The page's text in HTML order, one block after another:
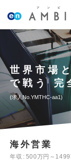
世界市場
で戦う 完
求人No.YMTHC-aa1
海外営業
年収
500万円～1499